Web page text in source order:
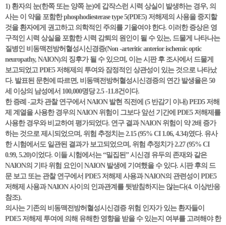
1) 환자의 눈(한쪽 또는 양쪽 눈)에 갑작스런 시력 상실이 발생하는 경우, 의
사는 이 약을 포함한 phosphodiesterase type 5(PDE5) 저해제의 사용을 중지할
것을 환자에게 권고하고 의학적인 주의를 기울여야 한다. 이러한 증상은 영
구적인 시력 상실을 포함한 시력 감퇴의 원인이 될 수 있는, 드물게 나타나는
질병인 비동맥전방허혈성시신경증(Non -arteritic anterior ischemic optic
neuropathy, NAION)의 징후가 될 수 있으며, 이는 시판 후 조사에서 드물게
보고되었고 PDE5 저해제의 투여와 잠정적인 상관성이 있는 것으로 나타났
다. 발표된 문헌에 따르면, 비동맥전방허혈성시신경증의 연간 발생율은 50
세 이상의 남성에서 100,000명당 2.5 -11.8건이다.
한 증례 -교차 관찰 연구에서 NAION 발현 직전에 (5 반감기 이내) PED5 저해
제 계열을 사용한 경우의 NAION 위험이 그보다 앞선 기간에 PDE5 저해제를
사용한 경우와 비교하여 평가되었다. 연구 결과 NAION 위험이 약 2배 증가
하는 것으로 제시되었으며, 위험 추정치는 2.15 (95% CI 1.06, 4.34)였다. 유사
한 시험에서도 일관된 결과가 보고되었으며, 위험 추정치가 2.27 (95% CI
0.99, 5.20)이었다. 이들 시험에서는 “밀집된” 시신경 유두의 존재와 같은
NAION의 기타 위험 요인이 NAION 발생에 기여했을 수 있다. 시판 후의 드
문 보고 또는 관찰 연구에서 PDE5 저해제 사용과 NAION의 관련성이 PDE5
저해제 사용과 NAION 사이의 인과관계를 뒷받침하지는 않는다(4. 이상반응
참조).
의사는 기존의 비동맥전방허혈성시신경증 위험 인자가 있는 환자들이
PDE5 저해제 투여에 의해 유해한 영향을 받을 수 있는지 여부를 고려해야 한